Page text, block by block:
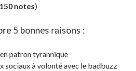
notes)
5 bonnes raisons :
patron tyrannique
sociaux à volonté avec le badbuzz